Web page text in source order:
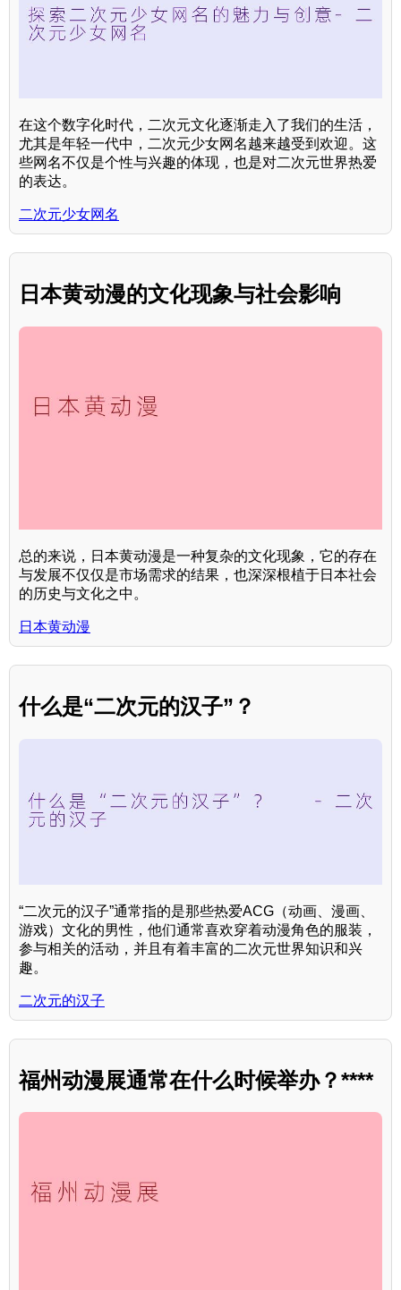
在这个数字化时代，二次元文化逐渐走入了我们的生活，
尤其是年轻一代中，二次元少女网名越来越受到欢迎。这
些网名不仅是个性与兴趣的体现，也是对二次元世界热爱
的表达。
二次元少女网名
日本黄动漫的文化现象与社会影响
总的来说，日本黄动漫是一种复杂的文化现象，它的存在
与发展不仅仅是市场需求的结果，也深深根植于日本社会
的历史与文化之中。
日本黄动漫
什么是“二次元的汉子”？
“二次元的汉子”通常指的是那些热爱ACG（动画、漫画、
游戏）文化的男性，他们通常喜欢穿着动漫角色的服装，
参与相关的活动，并且有着丰富的二次元世界知识和兴
趣。
二次元的汉子
福州动漫展通常在什么时候举办？****